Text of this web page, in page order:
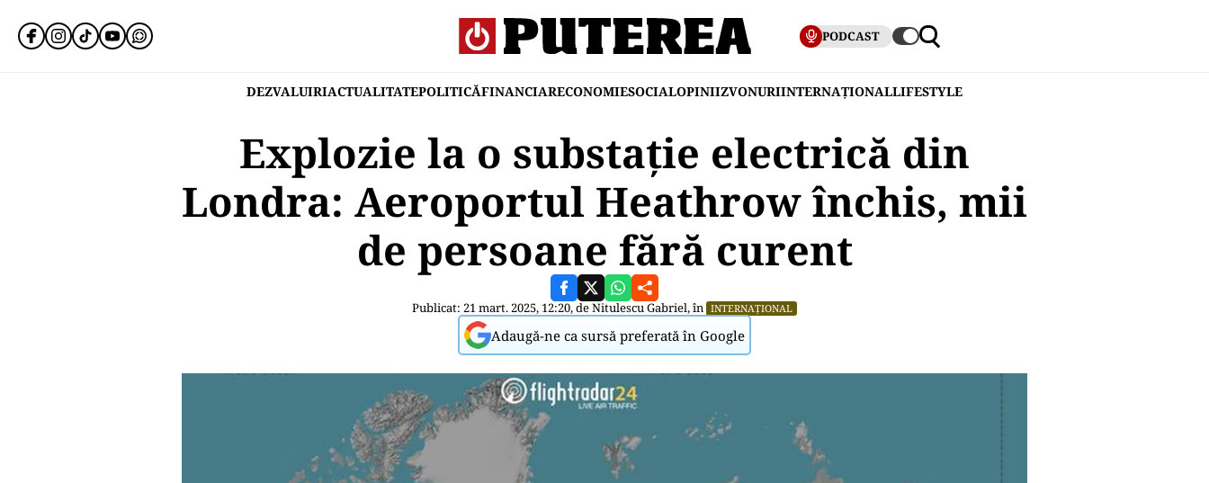
PODCAST
DEZVALUIRIACTUALITATEPOLITICĂFINANCIARECONOMIESOCIALOPINIIZVONURIINTERNAȚIONALLIFESTYLE
Explozie la o substație electrică din
Londra: Aeroportul Heathrow închis, mii
de persoane fără curent
Publicat: 21 mart. 2025, 12:20, deNitulescu Gabriel, în INTERNAȚIONAL
Adaugă-ne ca sursă preferată în Google